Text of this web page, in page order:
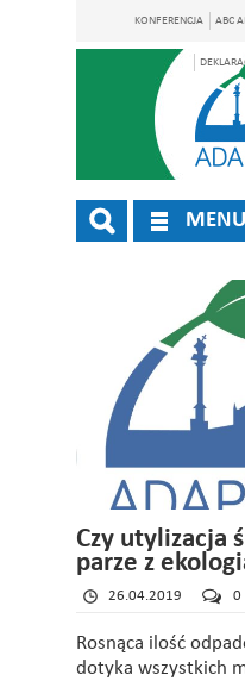
KONFERENCJA ABC
MENU
Czy utylizacja
parze z
26.04.2019 0
Rosnąca ilość
dotyka wszystkich